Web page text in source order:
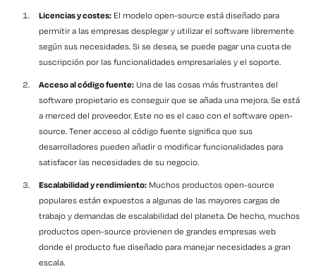
Licencias y costes: El modelo open-source está diseñado para
permitir a las empresas desplegar y utilizar el software libremente
según sus necesidades. Si se desea, se puede pagar una cuota de
suscripción por las funcionalidades empresariales y el soporte.
Acceso al código fuente: Una de las cosas más frustrantes del
software propietario es conseguir que se añada una mejora. Se está
a merced del proveedor. Este no es el caso con el software open-
source. Tener acceso al código fuente significa que sus
desarrolladores pueden añadir o modificar funcionalidades para
satisfacer las necesidades de su negocio.
Escalabilidad y rendimiento: Muchos productos open-source
populares están expuestos a algunas de las mayores cargas de
trabajo y demandas de escalabilidad del planeta. De hecho, muchos
productos open-source provienen de grandes empresas web
donde el producto fue diseñado para manejar necesidades a gran
escala.